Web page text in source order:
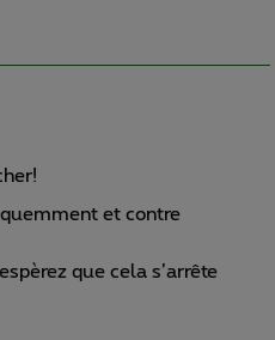
et contre
que cela s’arrête